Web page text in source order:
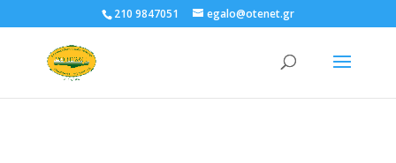
210 9847051 egalo@otenet.gr